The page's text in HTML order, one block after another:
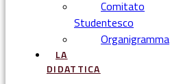
Comitato
Studentesco
Organigramma
LA
DIDATTICA